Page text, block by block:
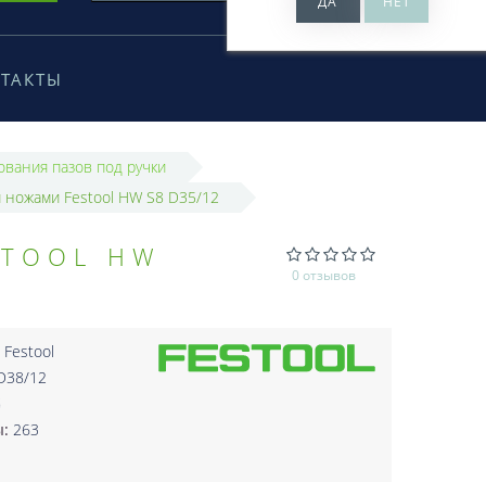
пазов под ручки
Festool HW S8 D35/12
HW
0 отзывов
Festool
12
263